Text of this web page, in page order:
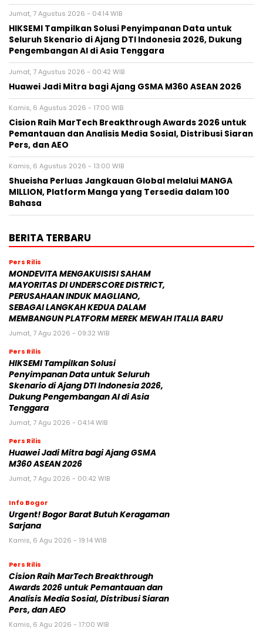
Jumat, 7 Agustus 2026 - 04:14 WIB
HIKSEMI Tampilkan Solusi Penyimpanan Data untuk
Seluruh Skenario di Ajang DTI Indonesia 2026, Dukung
Pengembangan AI di Asia Tenggara
Jumat, 7 Agustus 2026 - 00:42 WIB
Huawei Jadi Mitra bagi Ajang GSMA M360 ASEAN 2026
Kamis, 6 Agustus 2026 - 17:00 WIB
Cision Raih MarTech Breakthrough Awards 2026 untuk
Pemantauan dan Analisis Media Sosial, Distribusi Siaran
Pers, dan AEO
Kamis, 6 Agustus 2026 - 13:00 WIB
Shueisha Perluas Jangkauan Global melalui MANGA
MILLION, Platform Manga yang Tersedia dalam 100
Bahasa
BERITA TERBARU
Pers Rilis
MONDEVITA MENGAKUISISI SAHAM
MAYORITAS DI UNDERSCORE DISTRICT,
PERUSAHAAN INDUK MAGLIANO,
SEBAGAI LANGKAH KEDUA DALAM
MEMBANGUN PLATFORM MEREK MEWAH ITALIA BARU
Jumat, 7 Agu 2026 - 09:32 WIB
Pers Rilis
HIKSEMI Tampilkan Solusi
Penyimpanan Data untuk Seluruh
Skenario di Ajang DTI Indonesia 2026,
Dukung Pengembangan AI di Asia
Tenggara
Jumat, 7 Agu 2026 - 04:14 WIB
Pers Rilis
Huawei Jadi Mitra bagi Ajang GSMA
M360 ASEAN 2026
Jumat, 7 Agu 2026 - 00:42 WIB
Info Bogor
Urgent! Bogor Barat Butuh Keragaman
Sarjana
Kamis, 6 Agu 2026 - 19:14 WIB
Pers Rilis
Cision Raih MarTech Breakthrough
Awards 2026 untuk Pemantauan dan
Analisis Media Sosial, Distribusi Siaran
Pers, dan AEO
Kamis, 6 Agu 2026 - 17:00 WIB